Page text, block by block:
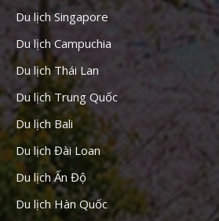
Du lịch Singapore
Du lịch Campuchia
Du lịch Thái Lan
Du lịch Trung Quốc
Du lịch Bali
Du lịch Đài Loan
Du lịch Ấn Độ
Du lịch Hàn Quốc